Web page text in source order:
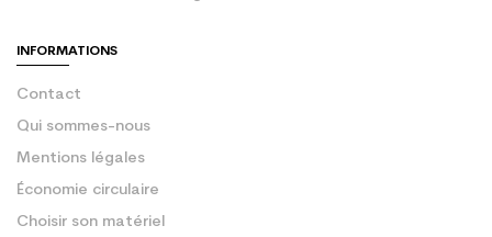
INFORMATIONS
Contact
Qui sommes-nous
Mentions légales
Économie circulaire
Choisir son matériel